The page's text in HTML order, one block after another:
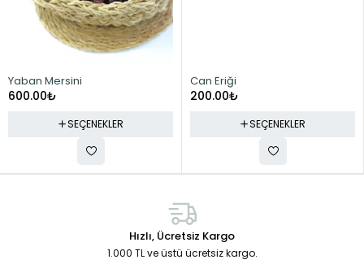
Yaban Mersini
600.00₺
SEÇENEKLER
Can Eriği
200.00₺
SEÇENEKLER
Hızlı, Ücretsiz Kargo
1.000 TL ve üstü ücretsiz kargo.